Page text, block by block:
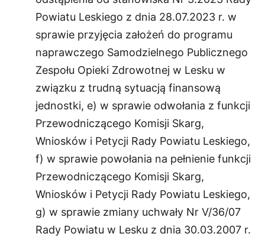
Powiatu Leskiego z dnia 28.07.2023 r. w
sprawie przyjęcia założeń do programu
naprawczego Samodzielnego Publicznego
Zespołu Opieki Zdrowotnej w Lesku w
związku z trudną sytuacją finansową
jednostki, e) w sprawie odwołania z funkcji
Przewodniczącego Komisji Skarg,
Wniosków i Petycji Rady Powiatu Leskiego,
f) w sprawie powołania na pełnienie funkcji
Przewodniczącego Komisji Skarg,
Wniosków i Petycji Rady Powiatu Leskiego,
g) w sprawie zmiany uchwały Nr V/36/07
Rady Powiatu w Lesku z dnia 30.03.2007 r.